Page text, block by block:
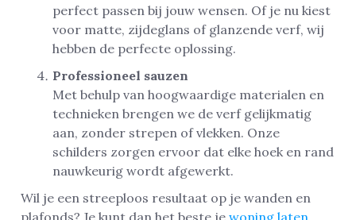
perfect passen bij jouw wensen. Of je nu kiest
voor matte, zijdeglans of glanzende verf, wij
hebben de perfecte oplossing.
Professioneel sauzen
Met behulp van hoogwaardige materialen en
technieken brengen we de verf gelijkmatig
aan, zonder strepen of vlekken. Onze
schilders zorgen ervoor dat elke hoek en rand
nauwkeurig wordt afgewerkt.
Wil je een streeploos resultaat op je wanden en
plafonds? Je kunt dan het beste je woning laten